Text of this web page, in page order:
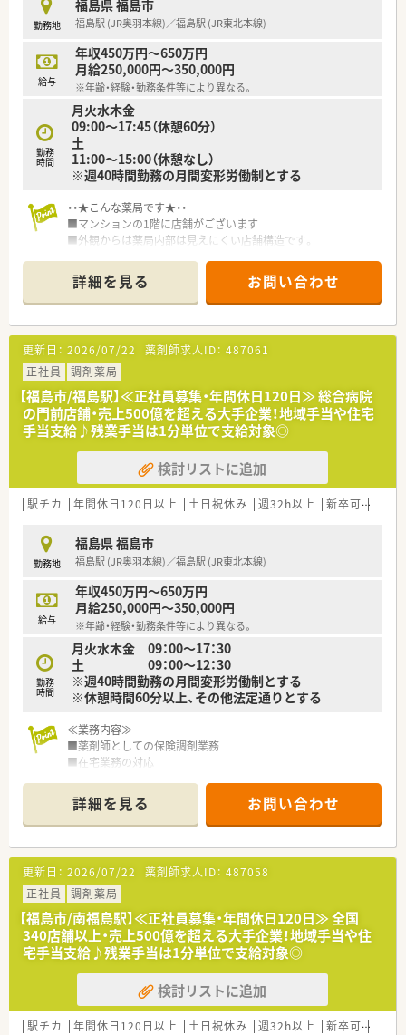
勤務地
福島県 福島市
福島駅 (JR奥羽本線)／福島駅 (JR東北本線)
給与
年収450万円～650万円
月給250,000円～350,000円
※年齢・経験・勤務条件等により異なる。
勤務
時間
月火水木金
09:00～17:45（休憩60分）
土
11:00～15:00（休憩なし）
※週40時間勤務の月間変形労働制とする
・・★こんな薬局です★・・
■マンションの1階に店舗がございます
■外観からは薬局内部は見えにくい店舗構造です。
■総合科目メインで応需
■1日の処方箋枚数は35枚前後
■薬剤師2.5名 事務1名体制
■在宅は個人宅10件、施設2件対応
■店舗内にアロマコーナーやサプリメントコーナーを設置し予
防医療にも取り組んでいます。
・・★こんな会社です★・・
■全国で340店舗以上を展開する調剤チェーンです。
■在宅医療のパイオニアとして知られ、健康サポートに対する意
識も高い会社です。
■ほとんどの店舗で座り投薬を実践し、患者様に目線を合わせて
投薬を実施しています。
■「自宅通勤」「狭域エリア」「広域エリア」「全国コース」とライフ
スタイルに合わせて4つの勤務コースから選択する事が可能で
■コースにより住宅手当、社宅補助制度が整備されており、会社
として手厚くフォローする体制が整っています。
■キャリアアップについても個人の志向に合わせた「マネジメン
トキャリア（エリア長⇒SV⇒支店長⇒支社長）」と「スペシャリス
トキャリア（専門認定を極めていく）」の2つコースが用意されて
います。
■「育休・育短の取得が100%（一般平均83.6％）」の取得実績があ
り且つ、「復帰率96%（一般平均40％）」と福利厚生面が充実して
おり、子育て世代には非常に働きやすいです。
詳細を見る お問い合わせ
更新日： 2026/07/22 薬剤師求人ID： 487061
正社員
調剤薬局
【福島市/福島駅】≪正社員募集・年間休日120日≫ 総合病院
の門前店舗・売上500億を超える大手企業！地域手当や住宅
手当支給♪残業手当は1分単位で支給対象◎
検討リストに追加
駅チカ 年間休日120日以上 土日祝休み 週32h以上 新卒可
勤務地
福島県 福島市
福島駅 (JR奥羽本線)／福島駅 (JR東北本線)
給与
年収450万円～650万円
月給250,000円～350,000円
※年齢・経験・勤務条件等により異なる。
勤務
時間
月火水木金 09：00～17：30
土 09：00～12：30
※週40時間勤務の月間変形労働制とする
※休憩時間60分以上、その他法定通りとする
≪業務内容≫
■薬剤師としての保険調剤業務
■在宅業務の対応
≪こんな店舗です≫
■マンションの1階に店舗はございます。
■メインの応需元クリニックは道路を挟んだ先にあります。
■駅からも徒歩数分の立地となっています。
■外観からは薬局内部は見えにくい店舗構造です。
≪こんな会社です≫
■全国で340店舗以上を展開する調剤チェーンです。
■在宅医療のパイオニアとして知られ、健康サポートに対する意
識も高い会社です。
■ほとんどの店舗で座り投薬を実践し、患者様に目線を合わせて
投薬を実施しています。
■店舗内にアロマコーナーやサプリメントコーナーを設置し予
防医療にも取り組んでいます。
詳細を見る お問い合わせ
更新日： 2026/07/22 薬剤師求人ID： 487058
正社員
調剤薬局
【福島市/南福島駅】≪正社員募集・年間休日120日≫ 全国
340店舗以上・売上500億を超える大手企業！地域手当や住
宅手当支給♪残業手当は1分単位で支給対象◎
検討リストに追加
駅チカ 年間休日120日以上 土日祝休み 週32h以上 新卒可